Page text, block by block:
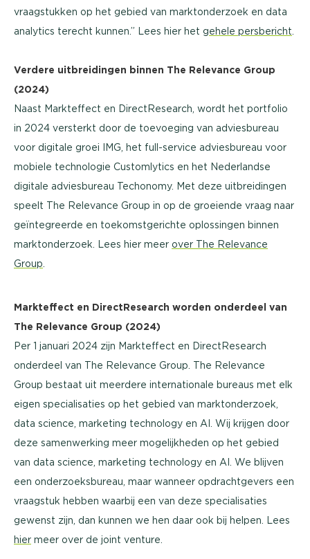
vraagstukken op het gebied van marktonderzoek en data
analytics terecht kunnen.” Lees hier het gehele persbericht
Verdere uitbreidingen binnen The Relevance Group
(2024)
Naast Markteffect en DirectResearch, wordt het portfolio
in 2024 versterkt door de toevoeging van adviesbureau
voor digitale groei IMG, het full-service adviesbureau voor
mobiele technologie Customlytics en het Nederlandse
digitale adviesbureau Techonomy. Met deze uitbreidingen
speelt The Relevance Group in op de groeiende vraag naar
geïntegreerde en toekomstgerichte oplossingen binnen
marktonderzoek. Lees hier meer over The Relevance
Group
Markteffect en DirectResearch worden onderdeel van
The Relevance Group (2024)
Per 1 januari 2024 zijn Markteffect en DirectResearch
onderdeel van The Relevance Group. The Relevance
Group bestaat uit meerdere internationale bureaus met elk
eigen specialisaties op het gebied van marktonderzoek,
data science, marketing technology en AI. Wij krijgen door
deze samenwerking meer mogelijkheden op het gebied
van data science, marketing technology en AI. We blijven
een onderzoeksbureau, maar wanneer opdrachtgevers een
vraagstuk hebben waarbij een van deze specialisaties
gewenst zijn, dan kunnen we hen daar ook bij helpen. Lees
hier meer over de joint venture.